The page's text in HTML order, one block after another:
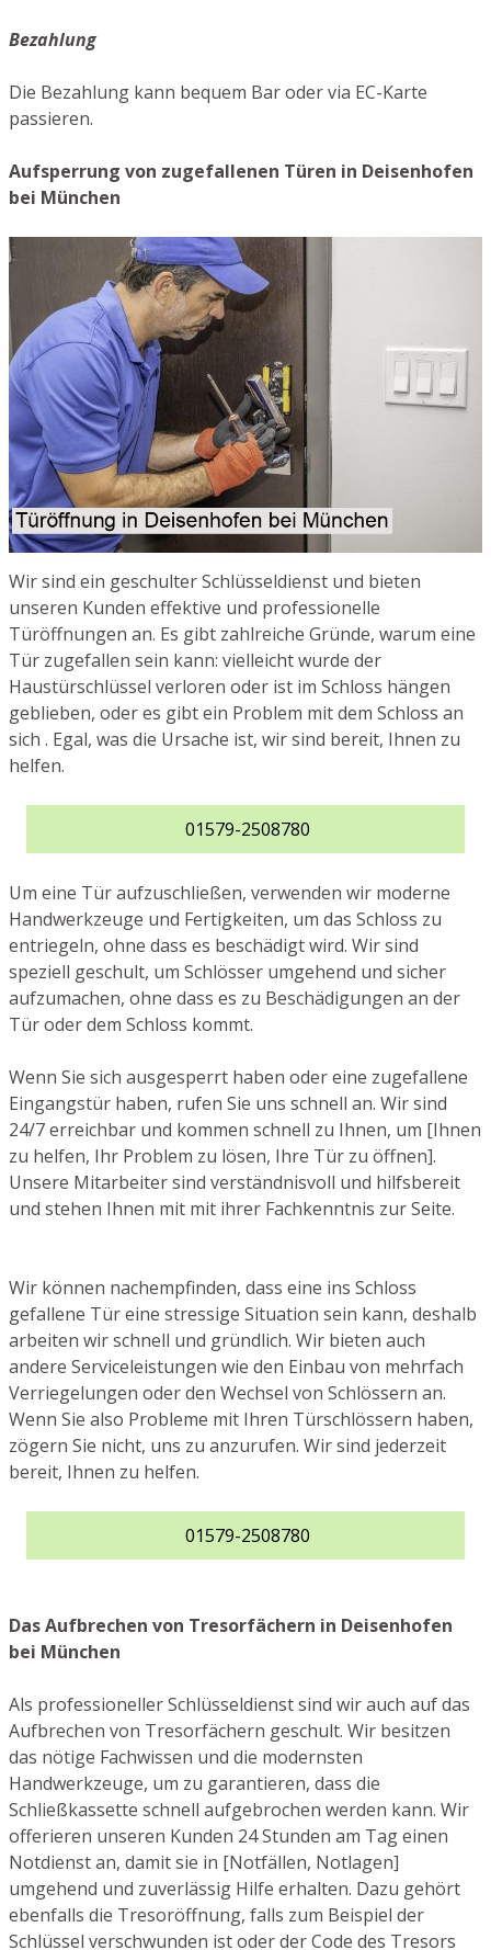
Bezahlung
Die Bezahlung kann bequem Bar oder via EC-Karte
passieren.
Aufsperrung von zugefallenen Türen in Deisenhofen
bei München
Wir sind ein geschulter Schlüsseldienst und bieten
unseren Kunden effektive und professionelle
Türöffnungen an. Es gibt zahlreiche Gründe, warum eine
Tür zugefallen sein kann: vielleicht wurde der
Haustürschlüssel verloren oder ist im Schloss hängen
geblieben, oder es gibt ein Problem mit dem Schloss an
sich . Egal, was die Ursache ist, wir sind bereit, Ihnen zu
helfen.
01579-2508780
Um eine Tür aufzuschließen, verwenden wir moderne
Handwerkzeuge und Fertigkeiten, um das Schloss zu
entriegeln, ohne dass es beschädigt wird. Wir sind
speziell geschult, um Schlösser umgehend und sicher
aufzumachen, ohne dass es zu Beschädigungen an der
Tür oder dem Schloss kommt.
Wenn Sie sich ausgesperrt haben oder eine zugefallene
Eingangstür haben, rufen Sie uns schnell an. Wir sind
24/7 erreichbar und kommen schnell zu Ihnen, um [Ihnen
zu helfen, Ihr Problem zu lösen, Ihre Tür zu öffnen].
Unsere Mitarbeiter sind verständnisvoll und hilfsbereit
und stehen Ihnen mit mit ihrer Fachkenntnis zur Seite.
Wir können nachempfinden, dass eine ins Schloss
gefallene Tür eine stressige Situation sein kann, deshalb
arbeiten wir schnell und gründlich. Wir bieten auch
andere Serviceleistungen wie den Einbau von mehrfach
Verriegelungen oder den Wechsel von Schlössern an.
Wenn Sie also Probleme mit Ihren Türschlössern haben,
zögern Sie nicht, uns zu anzurufen. Wir sind jederzeit
bereit, Ihnen zu helfen.
01579-2508780
Das Aufbrechen von Tresorfächern in Deisenhofen
bei München
Als professioneller Schlüsseldienst sind wir auch auf das
Aufbrechen von Tresorfächern geschult. Wir besitzen
das nötige Fachwissen und die modernsten
Handwerkzeuge, um zu garantieren, dass die
Schließkassette schnell aufgebrochen werden kann. Wir
offerieren unseren Kunden 24 Stunden am Tag einen
Notdienst an, damit sie in [Notfällen, Notlagen]
umgehend und zuverlässig Hilfe erhalten. Dazu gehört
ebenfalls die Tresoröffnung, falls zum Beispiel der
Schlüssel verschwunden ist oder der Code des Tresors